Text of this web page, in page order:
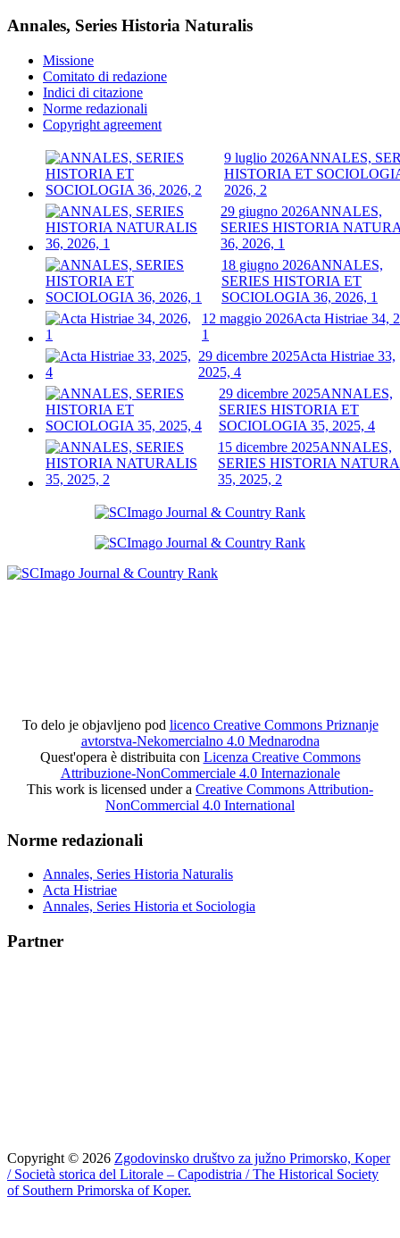
Annales, Series Historia Naturalis
Missione
Comitato di redazione
Indici di citazione
Norme redazionali
Copyright agreement
9 luglio 2026ANNALES,
HISTORIA ET
2026, 2
29 giugno 2026ANNALES,
SERIES HISTORIA
36, 2026, 1
18 giugno 2026ANNALES,
SERIES HISTORIA ET
SOCIOLOGIA 36, 2026, 1
12 maggio 2026Acta Histriae 34,
1
29 dicembre 2025Acta Histriae 33,
2025, 4
29 dicembre 2025ANNALES,
SERIES HISTORIA ET
SOCIOLOGIA 35, 2025, 4
15 dicembre 2025ANNALES,
SERIES HISTORIA
35, 2025, 2
To delo je objavljeno pod licenco Creative Commons Priznanje
avtorstva-Nekomercialno 4.0 Mednarodna
Quest'opera è distribuita con Licenza Creative Commons
Attribuzione-NonCommerciale 4.0 Internazionale
This work is licensed under a Creative Commons Attribution-
NonCommercial 4.0 International
Norme redazionali
Annales, Series Historia Naturalis
Acta Histriae
Annales, Series Historia et Sociologia
Partner
Copyright © 2026 Zgodovinsko društvo za južno Primorsko, Koper
/ Società storica del Litorale – Capodistria / The Historical Society
of Southern Primorska of Koper.